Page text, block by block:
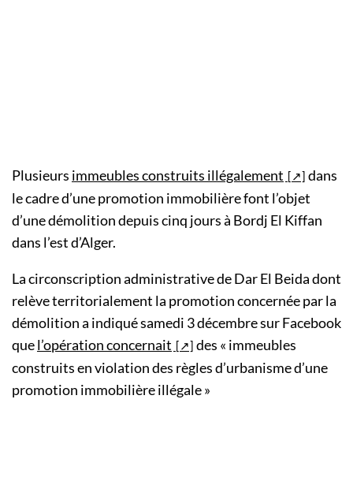
Plusieurs immeubles construits illégalement
dans
le cadre d’une promotion immobilière font l’objet
d’une démolition depuis cinq jours à Bordj El Kiffan
dans l’est d’Alger.
La circonscription administrative de Dar El Beida dont
relève territorialement la promotion concernée par la
démolition a indiqué samedi 3 décembre sur Facebook
quel’opération concernait
des « immeubles
construits en violation des règles d’urbanisme d’une
promotion immobilière illégale »